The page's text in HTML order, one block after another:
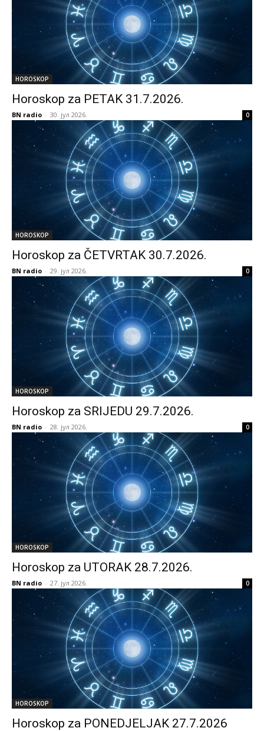
HOROSKOP
Horoskop za PETAK 31.7.2026.
BN radio - 30. јул 2026. 0
HOROSKOP
Horoskop za ČETVRTAK 30.7.2026.
BN radio - 29. јул 2026. 0
HOROSKOP
Horoskop za SRIJEDU 29.7.2026.
BN radio - 28. јул 2026. 0
HOROSKOP
Horoskop za UTORAK 28.7.2026.
BN radio - 27. јул 2026. 0
HOROSKOP
Horoskop za PONEDJELJAK 27.7.2026